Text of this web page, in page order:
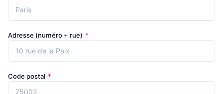
Adresse (numéro + rue) *
Code postal *